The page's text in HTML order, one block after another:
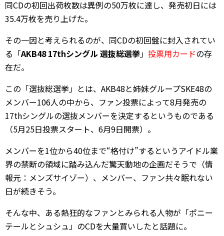
同CDの初回出荷枚数は異例の50万枚に達し、発売初日には
35.4万枚を売り上げた。
その一因と考えられるのが、同CDの初回盤に封入されてい
る「AKB48 17thシングル 選抜総選挙」 投票用カードの存
在だ。
この「選抜総選挙」とは、AKB48と姉妹グループSKE48の
メンバー106人の中から、ファン投票によって8月発売の
17thシングルの選抜メンバーを決定するというものである
（5月25日投票スタート、6月9日開票）。
メンバーを1位から40位まで“格付け”するというアイドル業
界の禁断の領域に踏み込んだ驚天動地の企画だそうで（情
報元：メンズサイゾー）、メンバー、ファン共々眠れない
日が続きそう。
そんな中、ある熱狂的なファンとみられる人物が「ポニー
テールとシュシュ」のCDを大量買いしたと話題に。